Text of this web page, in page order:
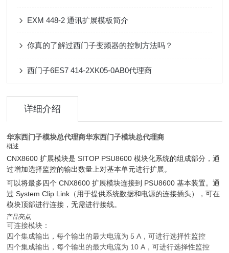
EXM 448-2 通讯扩展模板简介
你真的了解过西门子变频器的控制方法吗？
西门子6ES7 414-2XK05-0AB0代理商
详细介绍
华东西门子模块总代理商华东西门子模块总代理商
概述
CNX8600 扩展模块是 SITOP PSU8600 模块化系统的组成部分，通
过增加选择监控的输出数量上对基本单元进行扩展。
可以将最多四个 CNX8600 扩展模块连接到 PSU8600 基本装置。通
过 System Clip Link（用于提供系统数据和电源的连接插头），可在
模块顶部进行连接，无需进行接线。
产品亮点
可连接模块：
四个集成输出，每个输出的最大电流为 5 A，可进行选择性监控
四个集成输出，每个输出的最大电流为 10 A，可进行选择性监控